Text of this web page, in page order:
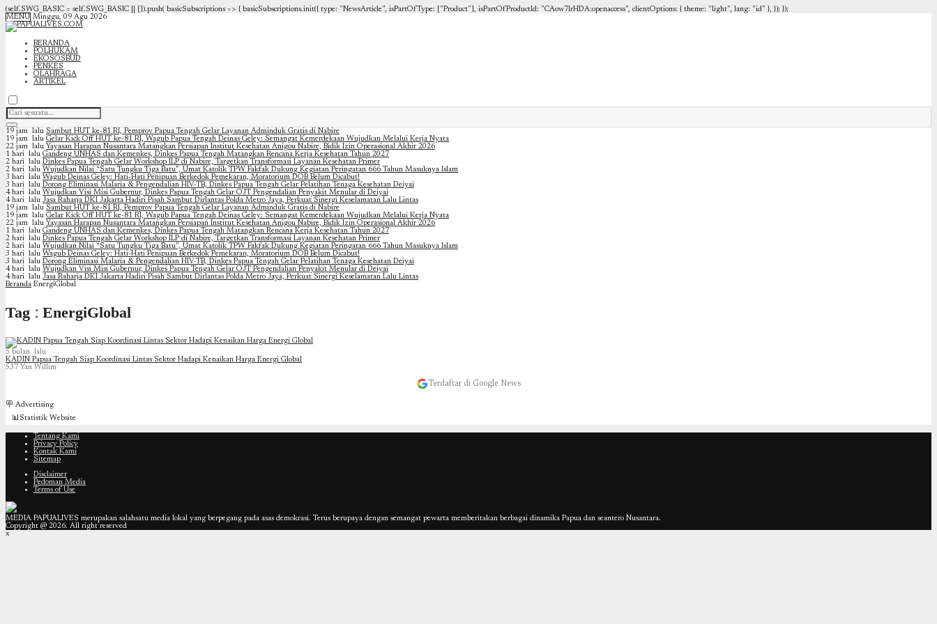
(self.SWG_BASIC = self.SWG_BASIC || []).push( basicSubscriptions => { basicSubscriptions.init({ type: "NewsArticle", isPartOfType: ["Product"], isPartOfProductId: "CAow7IrHDA:openaccess", clientOptions: { theme: "light", lang: "id" }, }); });
MENU Minggu, 09 Agu 2026
BERANDA
POLHUKAM
EKOSOSBUD
PENKES
OLAHRAGA
ARTIKEL
19 jam lalu Sambut HUT ke-81 RI, Pemprov Papua Tengah Gelar Layanan Adminduk Gratis di Nabire
19 jam lalu Gelar Kick Off HUT ke-81 RI, Wagub Papua Tengah Deinas Geley: Semangat Kemerdekaan Wujudkan Melalui Kerja Nyata
22 jam lalu Yayasan Harapan Nusantara Matangkan Persiapan Institut Kesehatan Anigou Nabire, Bidik Izin Operasional Akhir 2026
1 hari lalu Gandeng UNHAS dan Kemenkes, Dinkes Papua Tengah Matangkan Rencana Kerja Kesehatan Tahun 2027
2 hari lalu Dinkes Papua Tengah Gelar Workshop ILP di Nabire, Targetkan Transformasi Layanan Kesehatan Primer
2 hari lalu Wujudkan Nilai “Satu Tungku Tiga Batu”, Umat Katolik TPW Fakfak Dukung Kegiatan Peringatan 666 Tahun Masuknya Islam
3 hari lalu Wagub Deinas Geley: Hati-Hati Penipuan Berkedok Pemekaran, Moratorium DOB Belum Dicabut!
3 hari lalu Dorong Eliminasi Malaria & Pengendalian HIV-TB, Dinkes Papua Tengah Gelar Pelatihan Tenaga Kesehatan Deiyai
4 hari lalu Wujudkan Visi Misi Gubernur, Dinkes Papua Tengah Gelar OJT Pengendalian Penyakit Menular di Deiyai
4 hari lalu Jasa Raharja DKI Jakarta Hadiri Pisah Sambut Dirlantas Polda Metro Jaya, Perkuat Sinergi Keselamatan Lalu Lintas
19 jam lalu Sambut HUT ke-81 RI, Pemprov Papua Tengah Gelar Layanan Adminduk Gratis di Nabire
19 jam lalu Gelar Kick Off HUT ke-81 RI, Wagub Papua Tengah Deinas Geley: Semangat Kemerdekaan Wujudkan Melalui Kerja Nyata
22 jam lalu Yayasan Harapan Nusantara Matangkan Persiapan Institut Kesehatan Anigou Nabire, Bidik Izin Operasional Akhir 2026
1 hari lalu Gandeng UNHAS dan Kemenkes, Dinkes Papua Tengah Matangkan Rencana Kerja Kesehatan Tahun 2027
2 hari lalu Dinkes Papua Tengah Gelar Workshop ILP di Nabire, Targetkan Transformasi Layanan Kesehatan Primer
2 hari lalu Wujudkan Nilai “Satu Tungku Tiga Batu”, Umat Katolik TPW Fakfak Dukung Kegiatan Peringatan 666 Tahun Masuknya Islam
3 hari lalu Wagub Deinas Geley: Hati-Hati Penipuan Berkedok Pemekaran, Moratorium DOB Belum Dicabut!
3 hari lalu Dorong Eliminasi Malaria & Pengendalian HIV-TB, Dinkes Papua Tengah Gelar Pelatihan Tenaga Kesehatan Deiyai
4 hari lalu Wujudkan Visi Misi Gubernur, Dinkes Papua Tengah Gelar OJT Pengendalian Penyakit Menular di Deiyai
4 hari lalu Jasa Raharja DKI Jakarta Hadiri Pisah Sambut Dirlantas Polda Metro Jaya, Perkuat Sinergi Keselamatan Lalu Lintas
Beranda EnergiGlobal
Tag : EnergiGlobal
5 bulan lalu
KADIN Papua Tengah Siap Koordinasi Lintas Sektor Hadapi Kenaikan Harga Energi Global
537 Yan Willim
Terdaftar di Google News
🪧 Advertising
📊Statistik Website
Tentang Kami
Privacy Policy
Kontak Kami
Sitemap
Disclaimer
Pedoman Media
Terms of Use
MEDIA PAPUALIVES merupakan salahsatu media lokal yang berpegang pada asas demokrasi. Terus berupaya dengan semangat pewarta memberitakan berbagai dinamika Papua dan seantero Nusantara.
Copyright @ 2026. All right reserved
x